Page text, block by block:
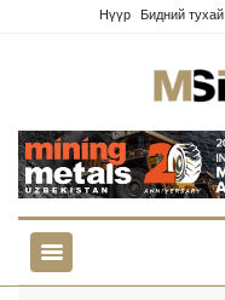
Нүүр Бидний тухай